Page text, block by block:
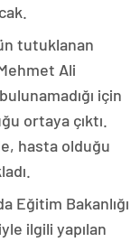
tutuklanan
Ali
için
ortaya çıktı.
hasta olduğu
Eğitim Bakanlığı
ilgili yapılan